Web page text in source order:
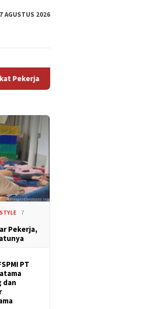
AGUSTUS 2026
FSPMI PT Indomarco Prismatama
7
Pekerja,
PT
dan